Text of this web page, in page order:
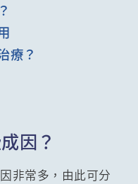
療？
因？
非常多，由此可分